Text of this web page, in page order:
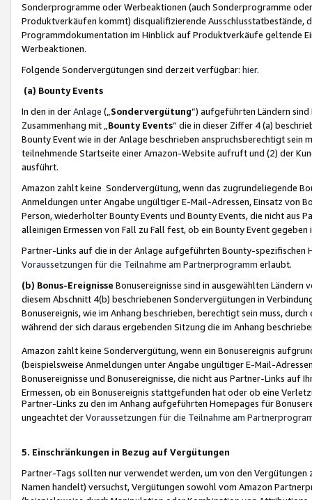
Sonderprogramme oder Werbeaktionen (auch Sonderprogramme
Produktverkäufen kommt) disqualifizierende Ausschlusstatbestände,
Programmdokumentation im Hinblick auf Produktverkäufe geltende
Werbeaktionen.
Folgende Sondervergütungen sind derzeit verfügbar: hier.
(a) Bounty Events
In den in derAnlage („ Sondervergütung“) aufgeführten Ländern
Zusammenhang mit „ Bounty Events“ die in dieser Ziffer 4 (a)
Bounty Event wie in der Anlage beschrieben anspruchsberechtigt sein
teilnehmende Startseite einer Amazon-Website aufruft und (2) der
ausführt.
Amazon zahlt keine Sondervergütung, wenn das zugrundeliegende
Anmeldungen unter Angabe ungültiger E-Mail-Adressen, Einsatz von
Person, wiederholter Bounty Events und Bounty Events, die nicht
alleinigen Ermessen von Fall zu Fall fest, ob ein Bounty Event
Partner-Links auf die in der Anlage aufgeführten Bounty-spezifischen
Voraussetzungen für die Teilnahme am Partnerprogramm erlaubt.
(b) Bonus-Ereignisse Bonusereignisse sind in ausgewählten Ländern
diesem Abschnitt 4(b) beschriebenen Sondervergütungen in
Bonusereignis, wie im Anhang beschrieben, berechtigt sein muss,
während der sich daraus ergebenden Sitzung die im Anhang
Amazon zahlt keine Sondervergütung, wenn ein Bonusereignis
(beispielsweise Anmeldungen unter Angabe ungültiger E-Mail-
Bonusereignisse und Bonusereignisse, die nicht aus Partner-Links auf
Ermessen, ob ein Bonusereignis stattgefunden hat oder ob eine
Partner-Links zu den im Anhang aufgeführten Homepages für
ungeachtet derVoraussetzungen für die Teilnahme am
5. Einschränkungen in Bezug auf Vergütungen
Partner-Tags sollten nur verwendet werden, um von den
Namen handelt) versuchst, Vergütungen sowohl vom Amazon